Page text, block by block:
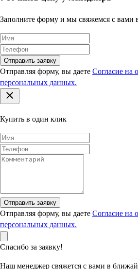
до 30 кг — 500 руб.
с 31 до 50 кг — 1000 руб.
более 50 кг — 1000 руб. + 10 руб. за
Заполните форму и мы свяжемся с вами
Отправить заявку
Отправляя форму, вы даете Согласие на
персональных данных.
Купить в один клик
Отправить заявку
Отправляя форму, вы даете Согласие на
персональных данных.
Спасибо за заявку!
Наш менеджер свяжется с вами в